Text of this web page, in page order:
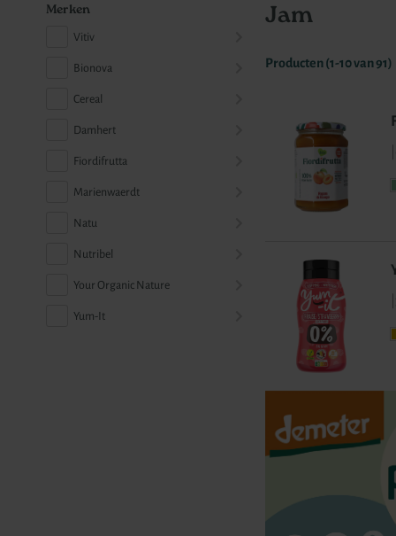
Jam
Producten (1-10van91)
Merken
Vitiv
Bionova
Cereal
Damhert
Fiordifrutta
Marienwaerdt
Natu
Nutribel
Your Organic Nature
Yum-It